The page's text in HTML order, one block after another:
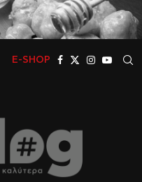
E-SHOP